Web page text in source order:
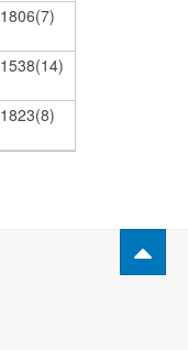
1806(7)
1538(14)
1823(8)